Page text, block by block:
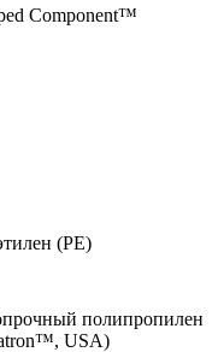
Component™
(PE)
полипропилен
USA)